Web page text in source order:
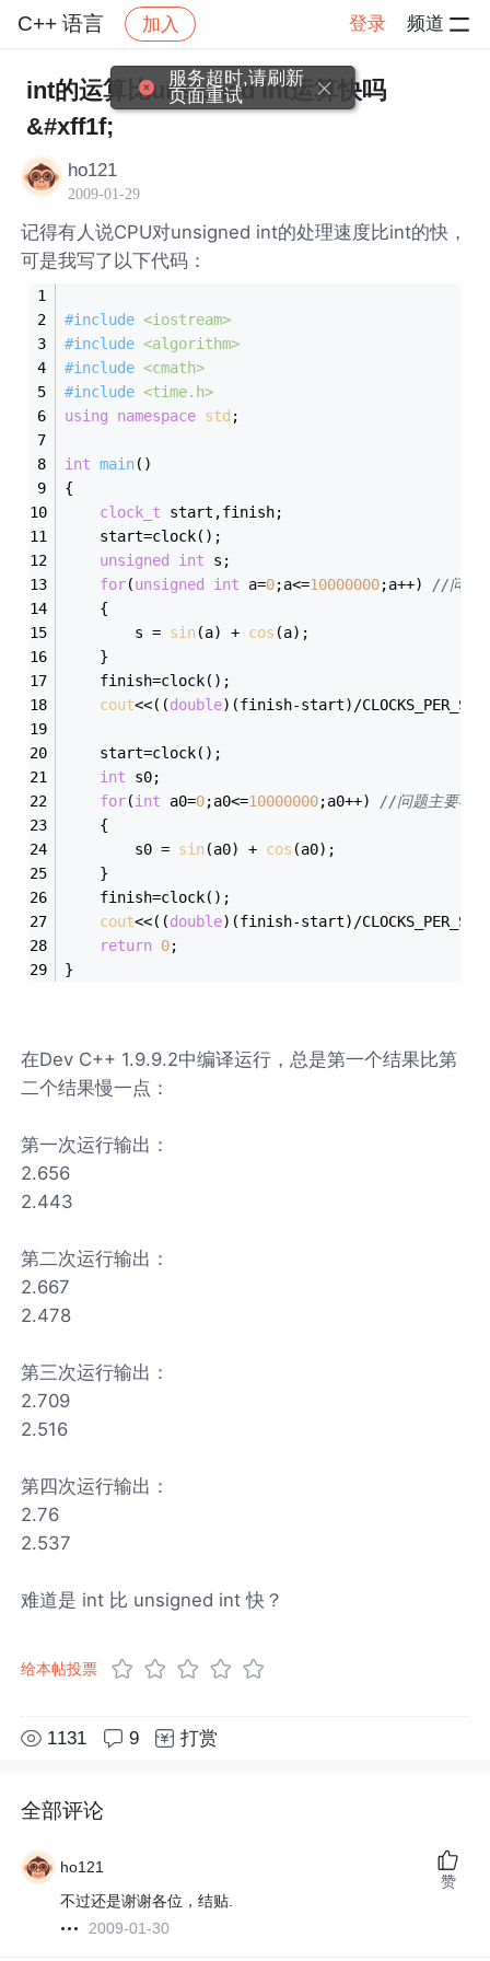
C++ 语言 加入 登录 频道
社区 C++ 语言 帖子详情
int的运算比unsigned int运算快吗
&#xff1f;
ho121
2009-01-29
记得有人说CPU对unsigned int的处理速度比int的快，
可是我写了以下代码：
#include <iostream>
#include <algorithm>
#include <cmath>
#include <time.h>
using
namespace std ;
int main()
{
clock_t start,finish;
    start=clock();
unsigned
int s;
for(unsigned int a=0;a<=10000000;a++) //问题
    {
        s =
sin(a) + cos (a);
    }
    finish=clock();
cout<<((double)(finish-start)/
    start=clock();
int s0;
for(int a0=0;a0<=10000000;a0++) //问题主要在
    {
        s0 =
sin(a0) + cos (a0);
    }
    finish=clock();
cout<<((double)(finish-start)/
return 0;
}
在Dev C++ 1.9.9.2中编译运行，总是第一个结果比第
二个结果慢一点：
第一次运行输出：
2.656
2.443
第二次运行输出：
2.667
2.478
第三次运行输出：
2.709
2.516
第四次运行输出：
2.76
2.537
难道是 int 比 unsigned int 快？
给本帖投票
1131 9 打赏
全部评论
ho121
不过还是谢谢各位，结贴.
2009-01-30
赞
服务超时,请刷新
页面重试